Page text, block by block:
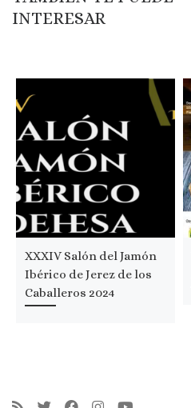
INTERESAR
XXXIV Salón del Jamón
Ibérico de Jerez de los
Caballeros 2024